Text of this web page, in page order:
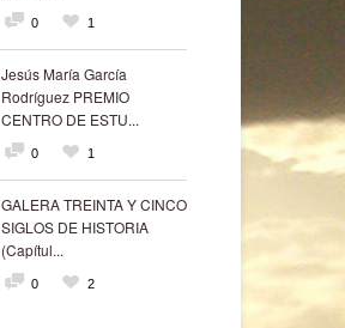
0 1
Jesús María García
Rodríguez PREMIO
CENTRO DE ESTU...
0 1
GALERA TREINTA Y CINCO
SIGLOS DE HISTORIA
(Capítul...
0 2